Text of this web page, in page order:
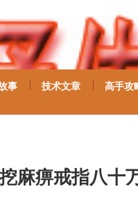
事 技术文章
高手攻
麻痹戒指八十